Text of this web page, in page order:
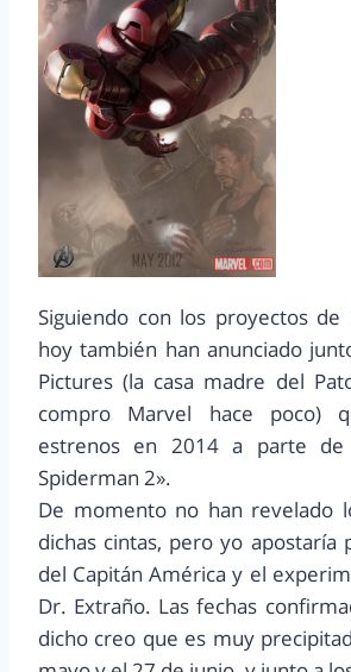
Siguiendo con los proyectos de
hoy también han anunciado
Pictures (la casa madre del
compro Marvel hace poco)
estrenos en 2014 a parte de
Spiderman 2».
De momento no han revelado
dichas cintas, pero yo apostaría
del Capitán América y el
Dr. Extraño. Las fechas
dicho creo que es muy